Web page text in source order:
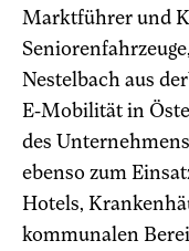
Marktführer und
Nestelbach aus
E-Mobilität in
des
ebenso zum
Hotels,
kommunalen